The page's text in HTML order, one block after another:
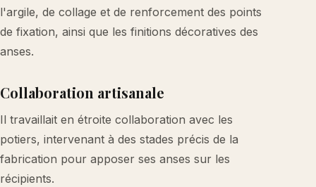
l'argile, de collage et de renforcement des points
de fixation, ainsi que les finitions décoratives des
anses.
Collaboration artisanale
Il travaillait en étroite collaboration avec les
potiers, intervenant à des stades précis de la
fabrication pour apposer ses anses sur les
récipients.